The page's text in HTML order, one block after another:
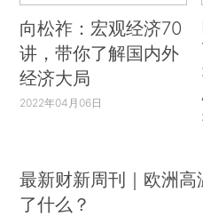
向松祚：宏观经济70
讲，带你了解国内外
经济大局
2022年04月06日
最新财新周刊｜欧洲高
了什么？